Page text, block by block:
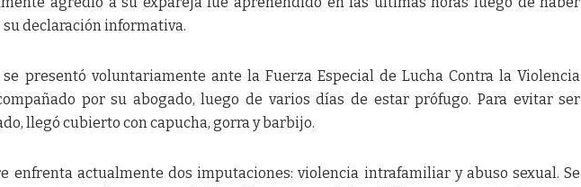
declaración informativa.
presentó voluntariamente ante la Fuerza Especial de Lucha Contra la Violencia
por su abogado, luego de varios días de estar prófugo. Para evitar ser
llegó cubierto con capucha, gorra y barbijo.
enfrenta actualmente dos imputaciones: violencia intrafamiliar y abuso sexual. Se